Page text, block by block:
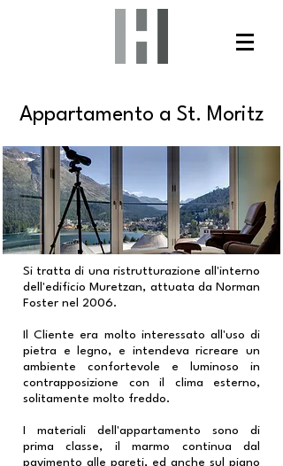
Appartamento a St. Moritz
Si tratta di una ristrutturazione all'interno
dell'edificio Muretzan, attuata da Norman
Foster nel 2006.
Il Cliente era molto interessato all'uso di
pietra e legno, e intendeva ricreare un
ambiente confortevole e luminoso in
contrapposizione con il clima esterno,
solitamente molto freddo.
I materiali dell'appartamento sono di
prima classe, il marmo continua dal
pavimento alle pareti, ed anche sul piano